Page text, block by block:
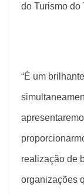
do Turismo do
“É um
realização de
organizações